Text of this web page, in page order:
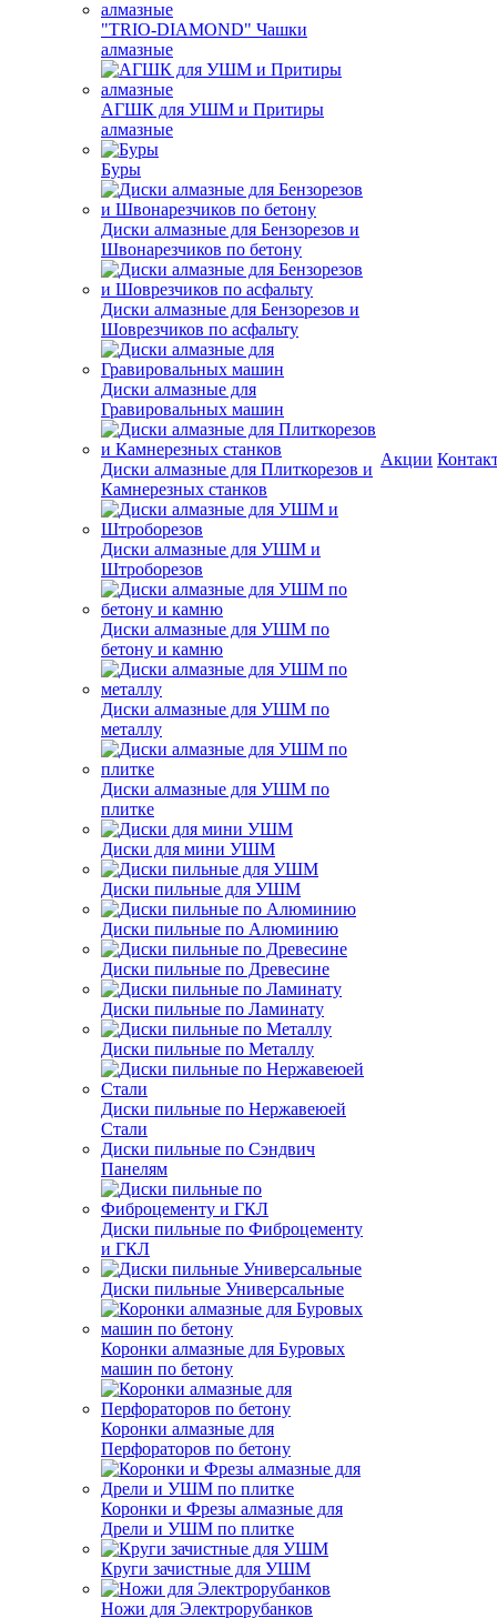
"TRIO-DIAMOND" Чашки
алмазные
АГШК для УШМ и Притиры
алмазные
Буры
Диски алмазные для Бензорезов и
Швонарезчиков по бетону
Диски алмазные для Бензорезов и
Шоврезчиков по асфальту
Диски алмазные для
Гравировальных машин
Диски алмазные для Плиткорезов и
Камнерезных станков
Диски алмазные для УШМ и
Штроборезов
Диски алмазные для УШМ по
бетону и камню
Диски алмазные для УШМ по
металлу
Диски алмазные для УШМ по
плитке
Диски для мини УШМ
Диски пильные для УШМ
Диски пильные по Алюминию
Диски пильные по Древесине
Диски пильные по Ламинату
Диски пильные по Металлу
Диски пильные по Нержавеюей
Стали
Диски пильные по Сэндвич
Панелям
Диски пильные по Фиброцементу
и ГКЛ
Диски пильные Универсальные
Коронки алмазные для Буровых
машин по бетону
Коронки алмазные для
Перфораторов по бетону
Коронки и Фрезы алмазные для
Дрели и УШМ по плитке
Круги зачистные для УШМ
Ножи для Электрорубанков
Акции